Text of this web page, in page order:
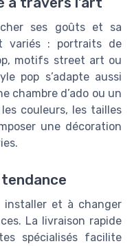
ses goûts et sa
variés : portraits de
motifs street art ou
pop s’adapte aussi
chambre d’ado ou un
couleurs, les tailles
une décoration
installer et à changer
La livraison rapide
spécialisés facilite